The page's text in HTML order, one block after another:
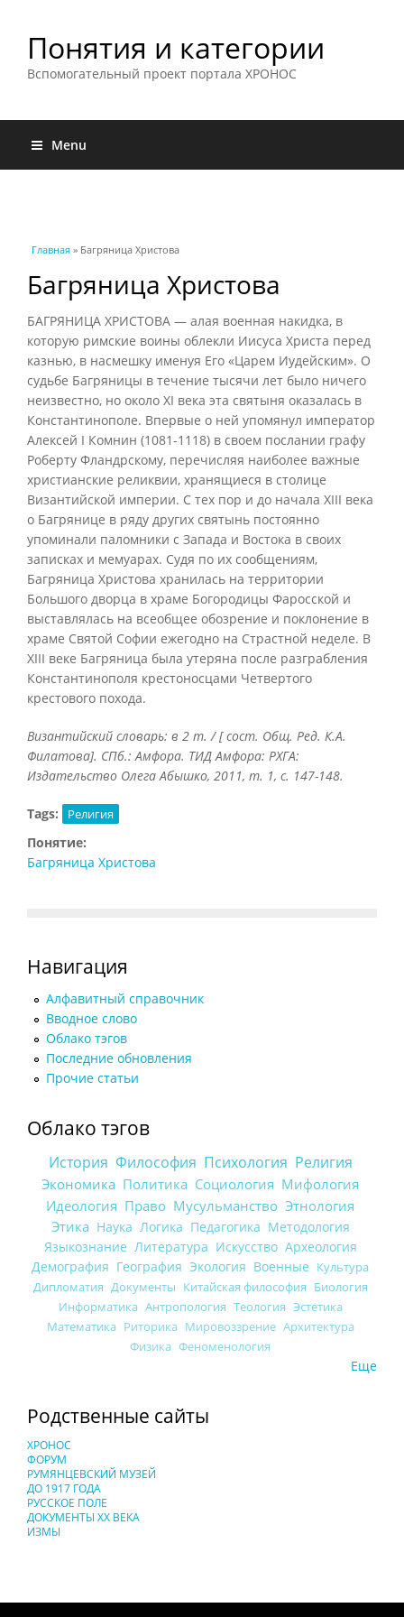
Понятия и категории
Вспомогательный проект портала ХРОНОС
Menu
Вы здесь
Главная » Багряница Христова
Багряница Христова
БАГРЯНИЦА ХРИСТОВА — алая военная накидка, в
которую римские воины облекли Иисуса Христа перед
казнью, в насмешку именуя Его «Царем Иудейским». О
судьбе Багряницы в течение тысячи лет было ничего
неизвестно, но около XI века эта святыня оказалась в
Константинополе. Впервые о ней упомянул император
Алексей I Комнин (1081-1118) в своем послании графу
Роберту Фландрскому, перечисляя наиболее важные
христианские реликвии, хранящиеся в столице
Византийской империи. С тех пор и до начала XIII века
о Багрянице в ряду других святынь постоянно
упоминали паломники с Запада и Востока в своих
записках и мемуарах. Судя по их сообщениям,
Багряница Христова хранилась на территории
Большого дворца в храме Богородицы Фаросской и
выставлялась на всеобщее обозрение и поклонение в
храме Святой Софии ежегодно на Страстной неделе. В
XIII веке Багряница была утеряна после разграбления
Константинополя крестоносцами Четвертого
крестового похода.
Византийский словарь: в 2 т. / [ сост. Общ. Ред. К.А.
Филатова]. СПб.: Амфора. ТИД Амфора: РХГА:
Издательство Олега Абышко, 2011, т. 1, с. 147-148.
Tags: Религия
Понятие:
Багряница Христова
Навигация
Алфавитный справочник
Вводное слово
Облако тэгов
Последние обновления
Прочие статьи
Облако тэгов
История Философия Психология Религия
Экономика Политика Социология Мифология
Идеология Право Мусульманство Этнология
Этика Наука Логика Педагогика Методология
Языкознание Литература Искусство Археология
Демография География Экология Военные Культура
Дипломатия Документы Китайская философия Биология
Информатика Антропология Теология Эстетика
Математика Риторика Мировоззрение Архитектура
Физика Феноменология
Еще
Родственные сайты
ХРОНОС
ФОРУМ
РУМЯНЦЕВСКИЙ МУЗЕЙ
ДО 1917 ГОДА
РУССКОЕ ПОЛЕ
ДОКУМЕНТЫ XX ВЕКА
ИЗМЫ